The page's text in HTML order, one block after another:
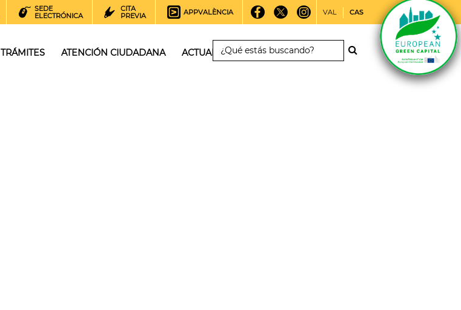
SEDE
ELECTRÓNICA
CITA
PREVIA
APPVALÈNCIA VAL CAS
TRÁMITES ATENCIÓN CIUDADANA ACTUALIDAD